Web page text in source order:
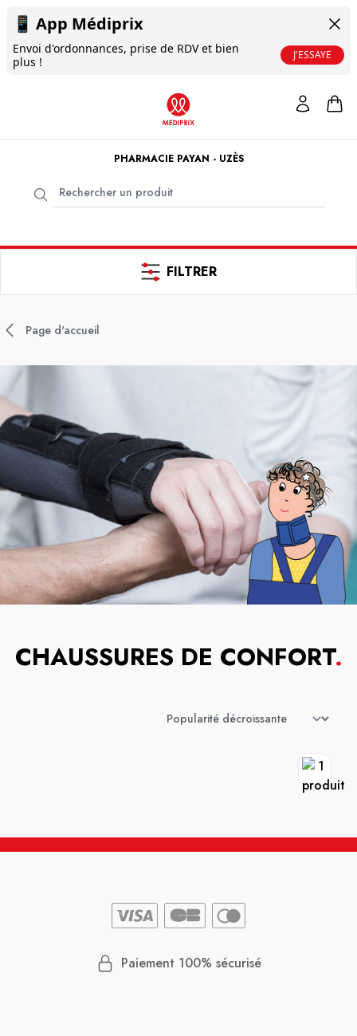
📱 App Médiprix
Envoi d'ordonnances, prise de RDV et bien
plus !
J'ESSAYE
PHARMACIE PAYAN - UZÈS
FILTRER
Page d'accueil
CHAUSSURES DE CONFORT.
Paiement 100% sécurisé